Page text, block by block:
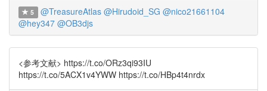
5 @TreasureAtlas @Hirudoid_SG @nico21661104
@hey347 @OB3djs
<参考文献> https://t.co/ORz3qi93IU
https://t.co/5ACX1v4YWW https://t.co/HBp4t4nrdx